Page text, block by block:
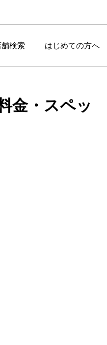
舗検索 はじめての方へ
金・スペッ